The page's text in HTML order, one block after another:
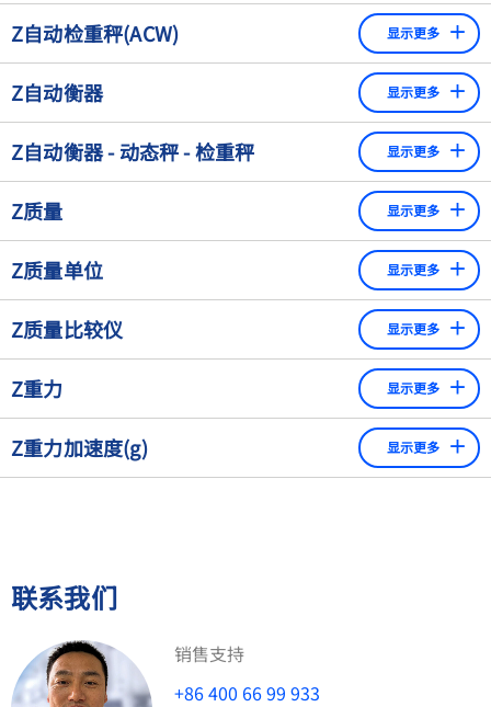
错误的结果，而且还会造成收入损失，增加服务和劳动力
成本，并降低整个产品的质量。
有大量的因素影响准确性。
环境（温度波动、气压、磁性、振动、电气干扰、湿
度、冲洗区、破坏性化学品和碎片）。
料罐和平台的设计（必须水平和坚固--没有偏移）
电子元件和电缆连接很容易受到噪声和其它电气干扰
以及潮湿的影响。
准确度是通过仪器的可读性、标准偏差、分辨率、精度等
级或给出的测量不确定度（例如在校准证书中有说明）来
量化的。过程容器秤的精度是机械条件和良好的测量链的
作用结果。
C3MR。字母C表示称重传感器最大适用于III类法定贸易衡
器。数字表示可以校准的衡器的最大步数。C3：3000，C6
6000，C3MR：多量程秤，最大2 x 3000。
一次和在较重的负载后称量一次所得到的读数之间的差
异。 ​
在衡器上，滞后现象尤其发生在应变片的称重传感器和受
机械摩擦影响的衡器上。
读数由天平自动设置为零，以消除微小的偏差并纠正任何缓
慢的零点漂移。
Z自动检重秤(ACW) 显示更多
They automatically check products of the same
weight (packages, pieces etc.) for deviations from the
correct weight (nominal filling quantities, unit
weight) and can also sort out products if they exceed
or fall below user-defined weight limits as well as
sort them into weight classes. They check every
product weighed.
Automatic Checkweigher for Single Weighing (ACS):
Automatic scale that determines the mass of
specified individual loads (e.g. finished packaging) or
of individual loads of loose materials.
Automatic Checkweigher for Weighing (ACW):
Automatic scale that fills containers with a specified
and effectively constant mass of bulk.
Z自动衡器 显示更多
在称量过程中不需要操作员干预的称量仪器。 ​
例如：集成在传送带上的检重秤。
Z自动衡器 - 动态秤 - 检重秤 显示更多
通过启动设备特征的自动序列，无需操作人员干预即可执
行称重过程的秤。
Z质量 显示更多
• 质量是一个物理量，是对物体中物质数量的测量。质量的
计量单位是千克（kg）。质量描述了一个物体的属性。这一
属性不仅在物体改变其动量（加速或减速）的惯性中显示出
来，而且在两个物体之间的吸引力中也显示出来。因此，在
地球的重力场中，每个物体都会受到一个力的作用
W = m · g
m = 质量；g = 本地重力加速度
Z质量单位 显示更多
Z质量比较仪 显示更多
质量比较仪是用于比较重量的极其精确的天平的一个常用术
语。通常这些仪器有一个有限的称量范围，并非从零开始，
且有非常高的可读性。例如：从9.9900000kg到
10.0500000kg的比较仪，用于称量10 kg的重量。
Z重力 显示更多
重力是将物体拉向地球的力量。人们一般会假设在我们的星
球上重力到处都是一样的，但因为这个星球不是完美的球
形，密度也不均匀。此外，由于离心力的作用，赤道上的重
Z重力加速度(g) 显示更多
量"m"之间的比例系数。W = m x g。
力"。
联系我们
销售支持
+86 400 66 99 933